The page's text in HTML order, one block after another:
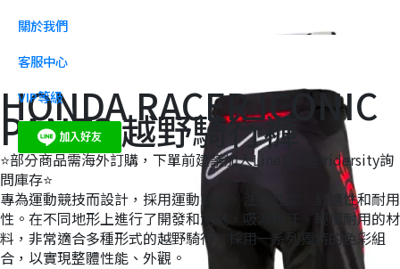
關於我們
客服中心
VIP等級
HONDA RACER ICONIC
PANTS 越野騎行褲
⭐️部分商品需海外訂購，下單前建議加入Line官方@ridersity詢
問庫存⭐️
專為運動競技而設計，採用運動剪裁，注重性能、舒適性和耐用
性。在不同地形上進行了開發和測試，吸濕排汗、輕便耐用的材
料，非常適合多種形式的越野騎行。採用一系列獨特的色彩組
合，以實現整體性能、外觀。